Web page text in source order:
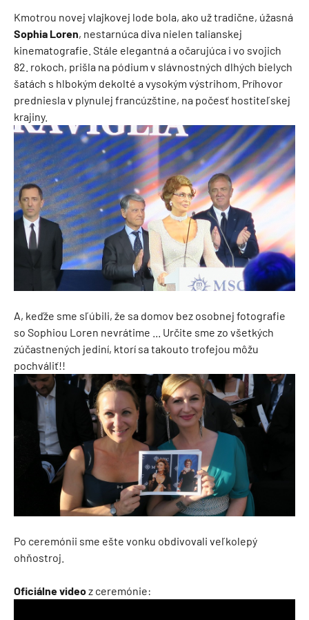
Kmotrou novej vlajkovej lode bola, ako už tradične, úžasná
Sophia Loren, nestarnúca diva nielen talianskej
kinematografie. Stále elegantná a očarujúca i vo svojich
82. rokoch, prišla na pódium v slávnostných dlhých bielych
šatách s hlbokým dekolté a vysokým výstrihom. Príhovor
predniesla v plynulej francúzštine, na počesť hostiteľskej
krajiny.
A, keďže sme sľúbili, že sa domov bez osobnej fotografie
so Sophiou Loren nevrátime ... Určite sme zo všetkých
zúčastnených jediní, ktorí sa takouto trofejou môžu
pochváliť!!
Po ceremónii sme ešte vonku obdivovali veľkolepý
ohňostroj.
Oficiálne videoz ceremónie: